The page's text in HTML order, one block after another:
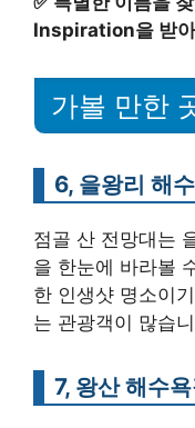
Inspiration을 받
가볼 만한
6, 을왕리 해
점골 산 전망대는
을 한눈에 바라볼
한 인생샷 명소이
는 관광객이 많습
7, 왕산 해수